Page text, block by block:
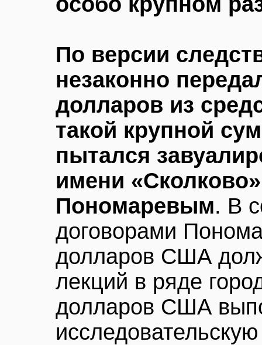
По версии
незаконно
долларов из
такой крупной
пытался
имени
Пономаревым. В
договорами
долларов США
лекций в ряде
долларов США